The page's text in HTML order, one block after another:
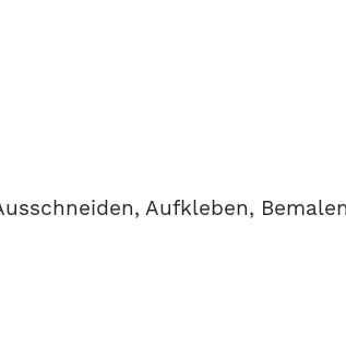
Aufkleben,